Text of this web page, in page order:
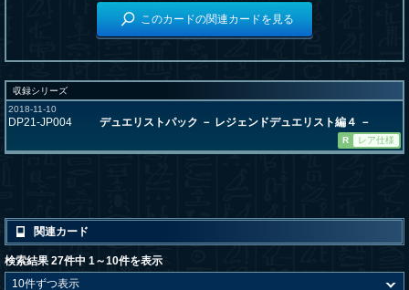
このカードの関連カードを見る
収録シリーズ
2018-11-10
DP21-JP004 デュエリストパック － レジェンドデュエリスト編４ －
R レア仕様
関連カード
検索結果 27件中 1～10件を表示